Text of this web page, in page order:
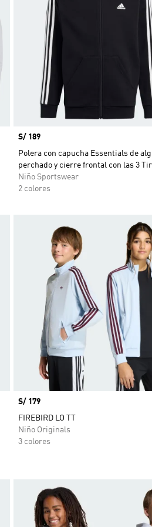
Precio
S/ 189
Polera con capucha Essentials de
perchado y cierre frontal con las 3
Niño Sportswear
2 colores
Añadir a la lista de deseos
Precio
S/ 179
FIREBIRD LO TT
Niño Originals
3 colores
Añadir a la lista de deseos